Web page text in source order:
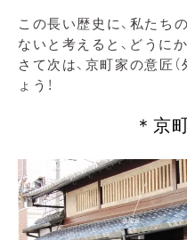
この長い歴史に、私たち
ないと考えると、どうに
さて次は、京町家の意匠
ょう！
＊京